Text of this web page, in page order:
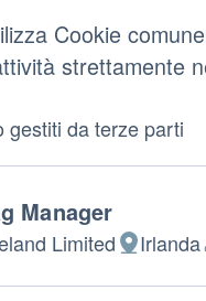
Cookie
strettamente
gestiti da terze parti
Manager
LimitedLuogo
del
Irlanda